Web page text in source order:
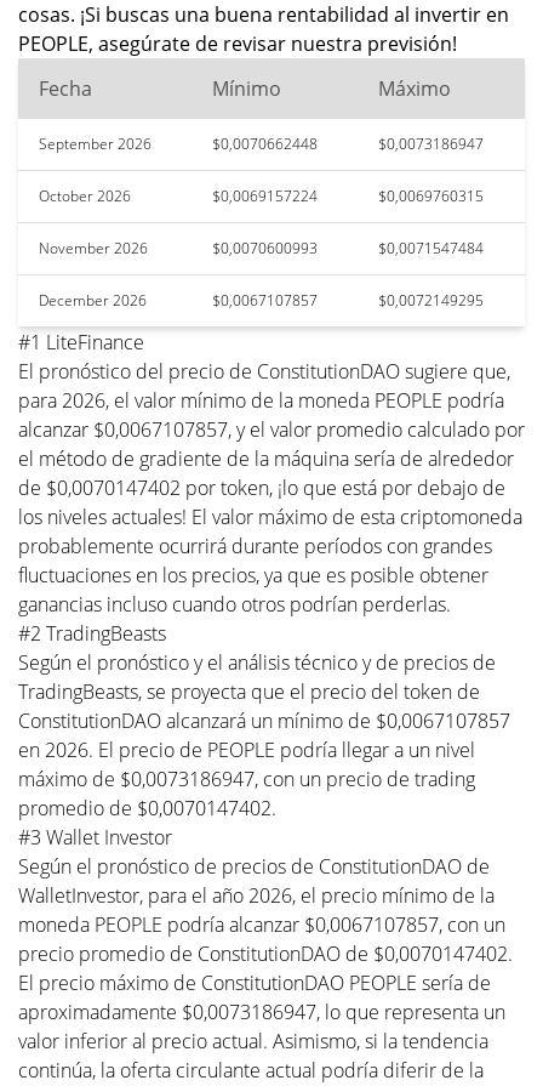
cosas. ¡Si buscas una buena rentabilidad al invertir en
PEOPLE, asegúrate de revisar nuestra previsión!
Fecha
Mínimo Máximo
September 2026 $0,0070662448 $0,0073186947
October 2026 $0,0069157224 $0,0069760315
November 2026 $0,0070600993 $0,0071547484
December 2026 $0,0067107857 $0,0072149295
#1 LiteFinance
El pronóstico del precio de ConstitutionDAO sugiere que,
para 2026, el valor mínimo de la moneda PEOPLE podría
alcanzar $0,0067107857, y el valor promedio calculado por
el método de gradiente de la máquina sería de alrededor
de $0,0070147402 por token, ¡lo que está por debajo de
los niveles actuales! El valor máximo de esta criptomoneda
probablemente ocurrirá durante períodos con grandes
fluctuaciones en los precios, ya que es posible obtener
ganancias incluso cuando otros podrían perderlas.
#2 TradingBeasts
Según el pronóstico y el análisis técnico y de precios de
TradingBeasts, se proyecta que el precio del token de
ConstitutionDAO alcanzará un mínimo de $0,0067107857
en 2026. El precio de PEOPLE podría llegar a un nivel
máximo de $0,0073186947, con un precio de trading
promedio de $0,0070147402.
#3 Wallet Investor
Según el pronóstico de precios de ConstitutionDAO de
WalletInvestor, para el año 2026, el precio mínimo de la
moneda PEOPLE podría alcanzar $0,0067107857, con un
precio promedio de ConstitutionDAO de $0,0070147402.
El precio máximo de ConstitutionDAO PEOPLE sería de
aproximadamente $0,0073186947, lo que representa un
valor inferior al precio actual. Asimismo, si la tendencia
continúa, la oferta circulante actual podría diferir de la